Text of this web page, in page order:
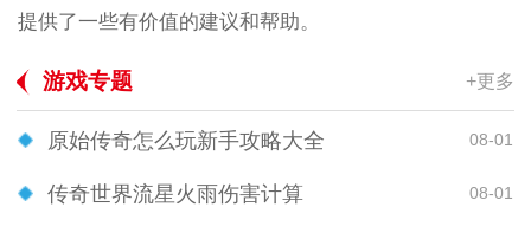
提供了一些有价值的建议和帮助。
游戏专题 +更多
原始传奇怎么玩新手攻略大全 08-01
传奇世界流星火雨伤害计算 08-01